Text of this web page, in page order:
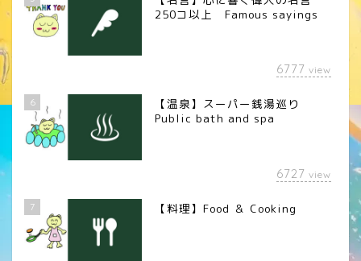
250コ以上 Famous sayings
6777 view
6
【温泉】スーパー銭湯巡り
Public bath and spa
6727 view
7 【料理】Food ＆ Cooking